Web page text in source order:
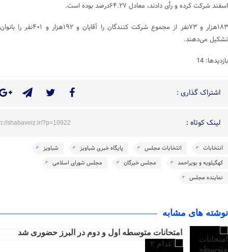
اسفند شرکت کرده و رأی دادند، معادل ۶۴.۲۷درصد بوده است.
۱۸۳هزار و ۷۳نفر از مجموع شرکت کنندگان را آقایان و ۱۹۲هزار و ۴۰۱نفر را بانوان
تشکیل می‌دهند.
بازدیدها: 14
اشتراک گذاری :
لینک کوتاه : shabaveiz.ir/?p=10922
انتخابات انتخابات مجلس پایگاه خبری شباویز
شباویز
کهگیلویه و بویراحمد
مجلس خبرگان
مجلس شورای اسلامی
نماینده مجلس
نوشته های مشابه
امتحانات متوسطه اول و دوم در البرز حضوری شد